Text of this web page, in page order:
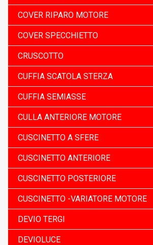
COVER RIPARO MOTORE
COVER SPECCHIETTO
CRUSCOTTO
CUFFIA SCATOLA STERZA
CUFFIA SEMIASSE
CULLA ANTERIORE MOTORE
CUSCINETTO A SFERE
CUSCINETTO ANTERIORE
CUSCINETTO POSTERIORE
CUSCINETTO -VARIATORE MOTORE
DEVIO TERGI
DEVIOLUCE